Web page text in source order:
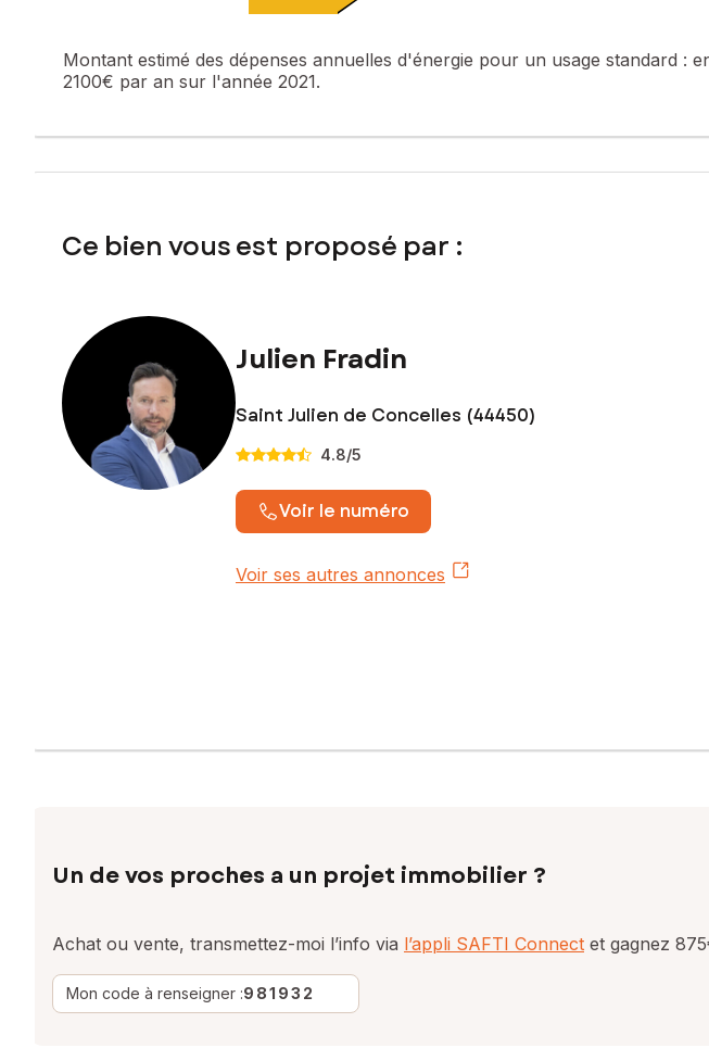
Montant estimé des dépenses annuelles d'énergie pour un usage standard :
2100€ par an sur l'année 2021.
Ce bien vous est proposé par :
Julien Fradin
Saint Julien de Concelles (44450)
4.8/5
Voir le numéro
Voir ses autres annonces
Un de vos proches a un projet immobilier ?
Achat ou vente, transmettez-moi l’info via l’appli SAFTI Connect et gagnez
Mon code à renseigner :981932